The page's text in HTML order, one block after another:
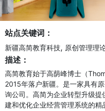
站点关键词：
新疆高简教育科技, 原创管理理
描述：
高简教育始于高荫峰博士（
2015年落户新疆。是一家具有
询公司。高简为企业转型升级
建和优化企业经营管理系统的